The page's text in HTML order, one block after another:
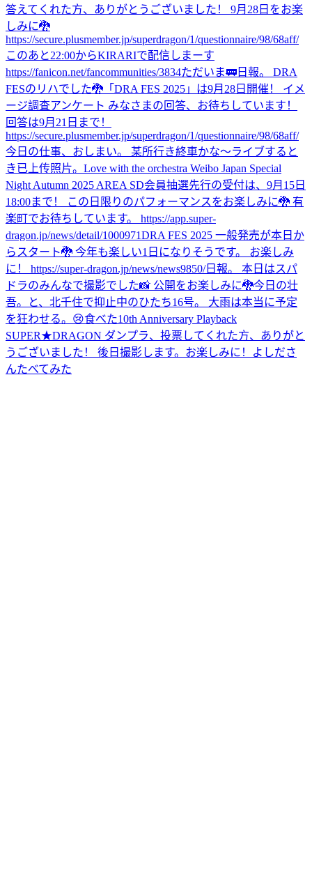
答えてくれた方、ありがとうございました！ 9月28日をお楽
しみに🐉
https://secure.plusmember.jp/superdragon/1/questionnaire/98/68aff/
このあと22:00からKIRARIで配信しまーす
https://fanicon.net/fancommunities/3834ただいま🚃 日報。 DRA
FESのリハでした🐉 「DRA FES 2025」は9月28日開催！ イメ
ージ調査アンケート みなさまの回答、お待ちしています！
回答は9月21日まで！
https://secure.plusmember.jp/superdragon/1/questionnaire/98/68aff/
今日の仕事、おしまい。 某所行き終車かな〜ライブすると
き已上传照片。 Love with the orchestra Weibo Japan Special
Night Autumn 2025 AREA SD会員抽選先行の受付は、9月15日
18:00まで！ この日限りのパフォーマンスをお楽しみに🐉 有
楽町でお待ちしています。 https://app.super-
dragon.jp/news/detail/1000971DRA FES 2025 一般発売が本日か
らスタート🐉 今年も楽しい1日になりそうです。 お楽しみ
に！ https://super-dragon.jp/news/news9850/日報。 本日はスパ
ドラのみんなで撮影でした📸 公開をお楽しみに🐉今日の壮
吾。と、北千住で抑止中のひたち16号。 大雨は本当に予定
を狂わせる。😢食べた10th Anniversary Playback
SUPER★DRAGON ダンプラ、投票してくれた方、ありがと
うございました！ 後日撮影します。お楽しみに！
よしださ
んたべてみた